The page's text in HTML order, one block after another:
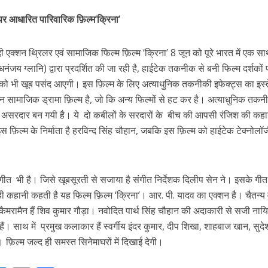
महाधमाका, ‘सिर्फ आपके’ की शूटिंग लखनऊ और भोपाल में हुई पूरी”
आधारित पारिवारिक फ़िल्म‘क्रिना’
एक्शन थ्रिलर एवं सामाजिक फिल्म फ़िल्म ‘क्रिना’ 8 जून को पूरे भारत में एक
ग्लानि) द्वारा प्रदर्शित की जा रही है, हाईटेक तकनीक से बनी फिल्म दर्शकों
भी खूब पसंद आएगी। इस फ़िल्म के लिए अत्याधुनिक तकनीकी इफेक्ट्स का
सामाजिक ड्रामा फ़िल्म है, जो कि अन्य फिल्मों से हट कर है। अत्याधुनिक
बन गयी है। ये दो कबीलों के सरदारों के बीच की आपसी रंजिश की
के निर्माता है हरविन्द सिंह चौहान, जबकि इस फ़िल्म को हाईटेक
भी है। जिसे खूबसूरती से सजाया है संगीत निर्देशक दिलीप सेन ने। इसके गीत
कहती है यह फिल्म फ़िल्म ‘क्रिना’। आर. पी. यादव का एक्शन है। चैतन्य
हैं शिव कुमार गौड़ा। नवोदित पार्थ सिंह चौहान की अदाकारी से सजी
हैं। साथ में प्रमुख कलाकार हैं स्वर्गीय इंदर कुमार, दीप शिखा, शाहबाज खान,
जल्द ही समस्त सिनेमाघरों में दिखाई देगी।